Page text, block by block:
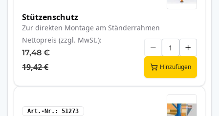
Stützenschutz
Zur direkten Montage am Ständerrahmen
Nettopreis (zzgl. MwSt.)
17,48 €
19,42 € Hinzufügen
Art.-Nr. 51273